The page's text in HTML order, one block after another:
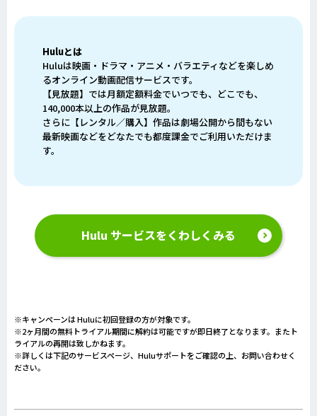
Huluとは
Huluは映画・ドラマ・アニメ・バラエティなどを楽しめ
るオンライン動画配信サービスです。
【見放題】では月額定額料金でいつでも、どこでも、
140,000本以上の作品が見放題。
さらに【レンタル／購入】作品は劇場公開から間もない
最新映画などをどなたでも都度課金でご利用いただけま
す。
Hulu サービスをくわしくみる
※キャンペーンは Huluに初回登録の方が対象です。
※2ヶ月間の無料トライアル期間に解約は可能ですが即日終了となります。またト
ライアルの再開は致しかねます。
※詳しくは下記のサービスページ、Huluサポートをご確認の上、お問い合わせく
ださい。